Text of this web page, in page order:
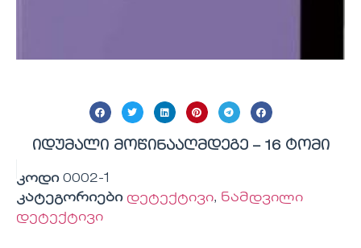
იდუმალი მოწინააღმდეგე – 16 ტომი
კოდი 0002-1
კატეგორიები დეტექტივი, ნამდვილი
დეტექტივი